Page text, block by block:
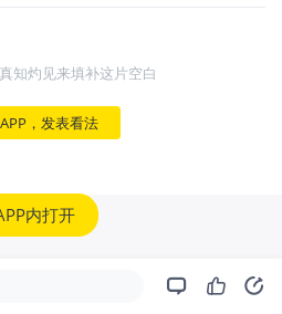
知灼见来填补这片空白
，发表看法
内打开